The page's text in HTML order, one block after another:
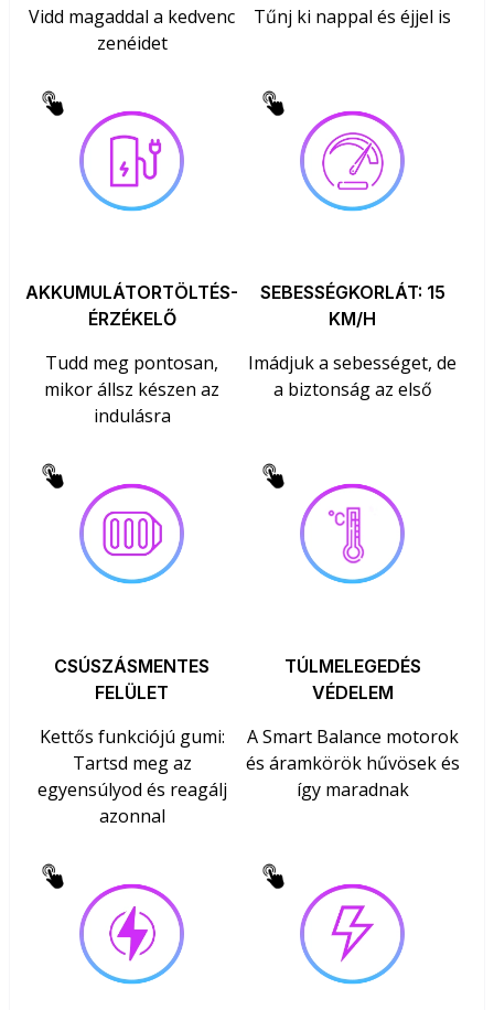
Vidd magaddal a kedvenc
zenéidet
Tűnj ki nappal és éjjel is
AKKUMULÁTORTÖLTÉS-
ÉRZÉKELŐ
Tudd meg pontosan,
mikor állsz készen az
indulásra
SEBESSÉGKORLÁT: 15
KM/H
Imádjuk a sebességet, de
a biztonság az első
CSÚSZÁSMENTES
FELÜLET
Kettős funkciójú gumi:
Tartsd meg az
egyensúlyod és reagálj
azonnal
TÚLMELEGEDÉS
VÉDELEM
A Smart Balance motorok
és áramkörök hűvösek és
így maradnak